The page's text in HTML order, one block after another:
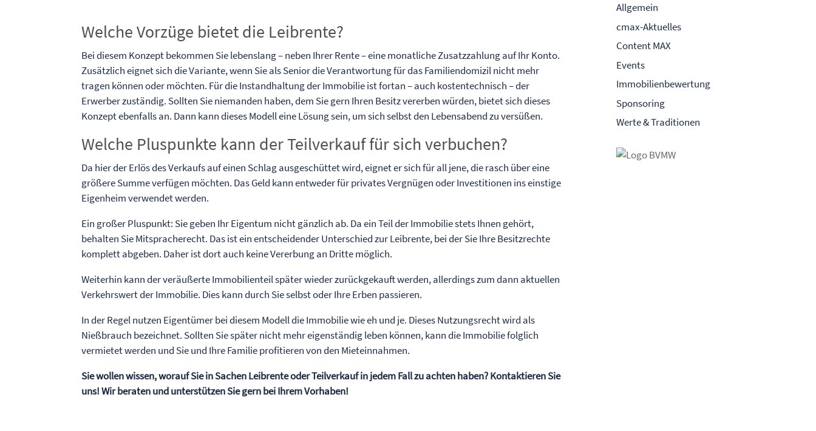
Welche Vorzüge bietet die Leibrente?
Bei diesem Konzept bekommen Sie lebenslang – neben Ihrer Rente – eine monatliche Zusatzzahlung auf Ihr Konto.
Zusätzlich eignet sich die Variante, wenn Sie als Senior die Verantwortung für das Familiendomizil nicht mehr
tragen können oder möchten. Für die Instandhaltung der Immobilie ist fortan – auch kostentechnisch – der
Erwerber zuständig. Sollten Sie niemanden haben, dem Sie gern Ihren Besitz vererben würden, bietet sich dieses
Konzept ebenfalls an. Dann kann dieses Modell eine Lösung sein, um sich selbst den Lebensabend zu versüßen.
Welche Pluspunkte kann der Teilverkauf für sich verbuchen?
Da hier der Erlös des Verkaufs auf einen Schlag ausgeschüttet wird, eignet er sich für all jene, die rasch über eine
größere Summe verfügen möchten. Das Geld kann entweder für privates Vergnügen oder Investitionen ins einstige
Eigenheim verwendet werden.
Ein großer Pluspunkt: Sie geben Ihr Eigentum nicht gänzlich ab. Da ein Teil der Immobilie stets Ihnen gehört,
behalten Sie Mitspracherecht. Das ist ein entscheidender Unterschied zur Leibrente, bei der Sie Ihre Besitzrechte
komplett abgeben. Daher ist dort auch keine Vererbung an Dritte möglich.
Weiterhin kann der veräußerte Immobilienteil später wieder zurückgekauft werden, allerdings zum dann aktuellen
Verkehrswert der Immobilie. Dies kann durch Sie selbst oder Ihre Erben passieren.
In der Regel nutzen Eigentümer bei diesem Modell die Immobilie wie eh und je. Dieses Nutzungsrecht wird als
Nießbrauch bezeichnet. Sollten Sie später nicht mehr eigenständig leben können, kann die Immobilie folglich
vermietet werden und Sie und Ihre Familie profitieren von den Mieteinnahmen.
Sie wollen wissen, worauf Sie in Sachen Leibrente oder Teilverkauf in jedem Fall zu achten haben? Kontaktieren Sie
uns! Wir beraten und unterstützen Sie gern bei Ihrem Vorhaben!
Allgemein
cmax-Aktuelles
Content MAX
Events
Immobilienbewertung
Sponsoring
Werte & Traditionen